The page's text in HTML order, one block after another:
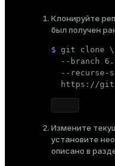
Клонируйте
был получен
$ git clone \
--branch
--recurse-
https://
Измените
установите
описано в